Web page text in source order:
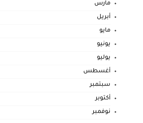
مارس
أبريل
مايو
يونيو
يوليو
أغسطس
سبتمبر
أكتوبر
نوفمبر